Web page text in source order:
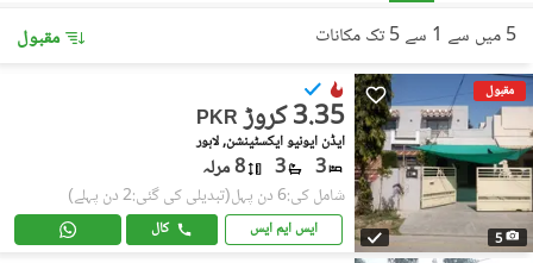
5 میں سے 1 سے 5 تک مکانات مقبول
مقبول
5
PKR 3.35 کروڑ
ایڈن ایونیو ایکسٹینشن, لاہور
3
3 8 مرلہ
شامل کی:6 دن پہل (تبدیلی کی گئی:2 دن پہلے)
ایس ایم ایس کال